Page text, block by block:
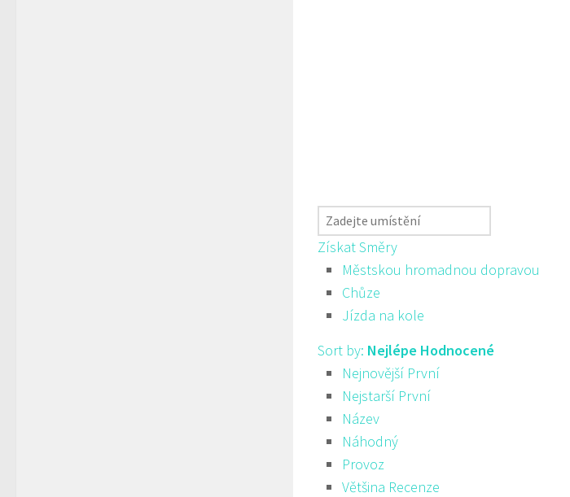
Získat Směry
Městskou hromadnou dopravou
Chůze
Jízda na kole
Sort by: Nejlépe Hodnocené
Nejnovější První
Nejstarší První
Název
Náhodný
Provoz
Většina Recenze